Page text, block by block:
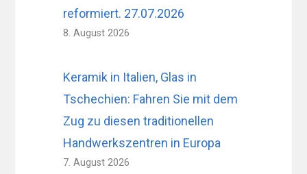
reformiert. 27.07.2026
8. August 2026
Keramik in Italien, Glas in
Tschechien: Fahren Sie mit dem
Zug zu diesen traditionellen
Handwerkszentren in Europa
7. August 2026